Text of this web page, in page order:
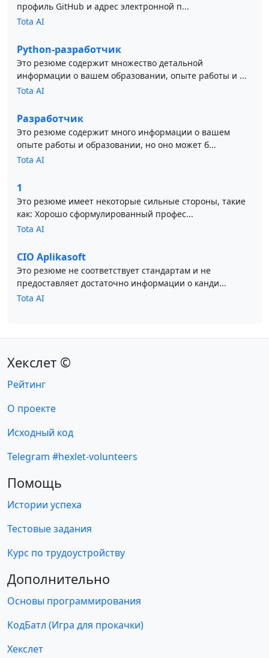
профиль GitHub и адрес электронной п...
Tota AI
Python-разработчик
Это резюме содержит множество детальной
информации о вашем образовании, опыте работы и ...
Tota AI
Разработчик
Это резюме содержит много информации о вашем
опыте работы и образовании, но оно может б...
Tota AI
1
Это резюме имеет некоторые сильные стороны, такие
как: Хорошо сформулированный профес...
Tota AI
CIO Aplikasoft
Это резюме не соответствует стандартам и не
предоставляет достаточно информации о канди...
Tota AI
Хекслет ©
Рейтинг
О проекте
Исходный код
Telegram #hexlet-volunteers
Помощь
Истории успеха
Тестовые задания
Курс по трудоустройству
Дополнительно
Основы программирования
КодБатл (Игра для прокачки)
Хекслет